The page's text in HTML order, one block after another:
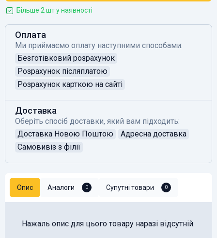
Більше 2 шт у наявності
Оплата
Ми приймаємо оплату наступними способами:
Безготівковий розрахунок
Розрахунок післяплатою
Розрахунок карткою на сайті
Доставка
Оберіть спосіб доставки, який вам підходить:
Доставка Новою Поштою
Адресна доставка
Самовивіз з філії
Опис Аналоги 0 Супутні товари 0
Нажаль опис для цього товару наразі відсутній.